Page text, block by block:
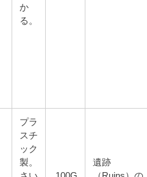
か
る。
プラ
スチ
ック
製。
遺跡